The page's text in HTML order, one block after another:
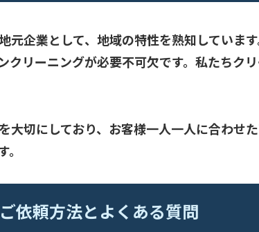
元企業として、地域の特性を熟知してい
クリーニングが必要不可欠です。私たち
大切にしており、お客様一人一人に合わ
依頼方法とよくある質問